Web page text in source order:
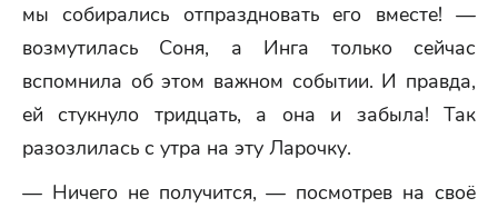
мы собирались отпраздновать его вместе! —
возмутилась Соня, а Инга только сейчас
вспомнила об этом важном событии. И правда,
ей стукнуло тридцать, а она и забыла! Так
разозлилась с утра на эту Ларочку.
— Ничего не получится, — посмотрев на своё